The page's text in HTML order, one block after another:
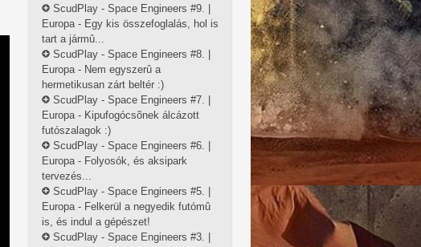
ScudPlay - Space Engineers #9. |
Europa - Egy kis összefoglalás, hol is
tart a jármû...
ScudPlay - Space Engineers #8. |
Europa - Nem egyszerû a
hermetikusan zárt beltér :)
ScudPlay - Space Engineers #7. |
Europa - Kipufogócsõnek álcázott
futószalagok :)
ScudPlay - Space Engineers #6. |
Europa - Folyosók, és aksipark
tervezés...
ScudPlay - Space Engineers #5. |
Europa - Felkerül a negyedik futómû
is, és indul a gépészet!
ScudPlay - Space Engineers #3. |